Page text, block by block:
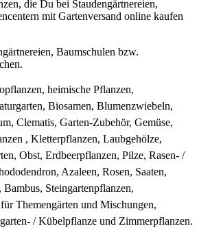
die Du bei Staudengärtnereien,
mit Gartenversand online kaufen
Baumschulen bzw.
heimische Pflanzen,
Biosamen, Blumenzwiebeln,
Clematis, Garten-Zubehör, Gemüse,
, Kletterpflanzen, Laubgehölze,
Obst, Erdbeerpflanzen, Pilze, Rasen- /
Azaleen, Rosen, Saaten,
Bambus, Steingartenpflanzen,
Themengärten und Mischungen,
/ Kübelpflanze und Zimmerpflanzen.